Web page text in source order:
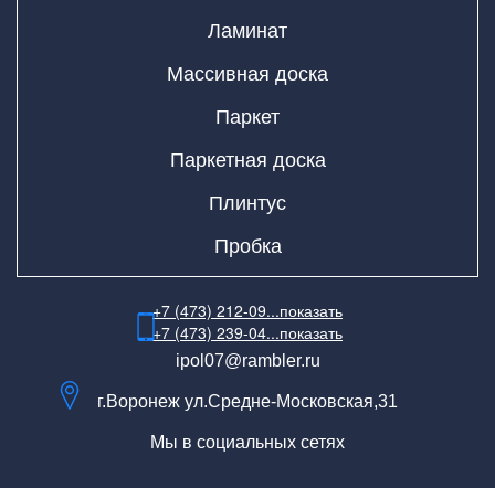
Ламинат
Массивная доска
Паркет
Паркетная доска
Плинтус
Пробка
+7 (473) 212-09...показать
+7 (473) 239-04...показать
ipol07@rambler.ru
г.Воронеж ул.Средне-Московская,31
Мы в социальных сетях